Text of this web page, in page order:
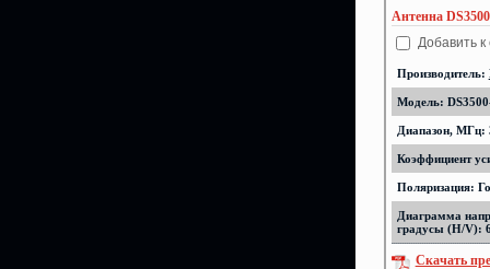
Антенна
Добавить
Производитель:
Модель:
Диапазон, МГц:
Коэффициент
Поляризация:
Диаграмма
градусы (H/V):
Скачать